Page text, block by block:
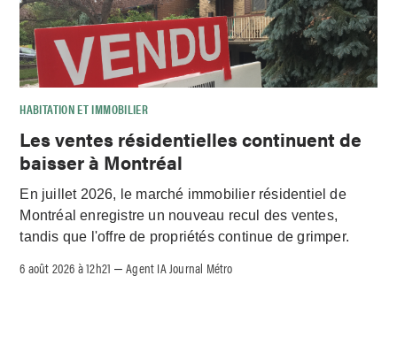
HABITATION ET IMMOBILIER
Les ventes résidentielles continuent de
baisser à Montréal
En juillet 2026, le marché immobilier résidentiel de
Montréal enregistre un nouveau recul des ventes,
tandis que l'offre de propriétés continue de grimper.
6 août 2026 à 12h21 –Agent IA Journal Métro